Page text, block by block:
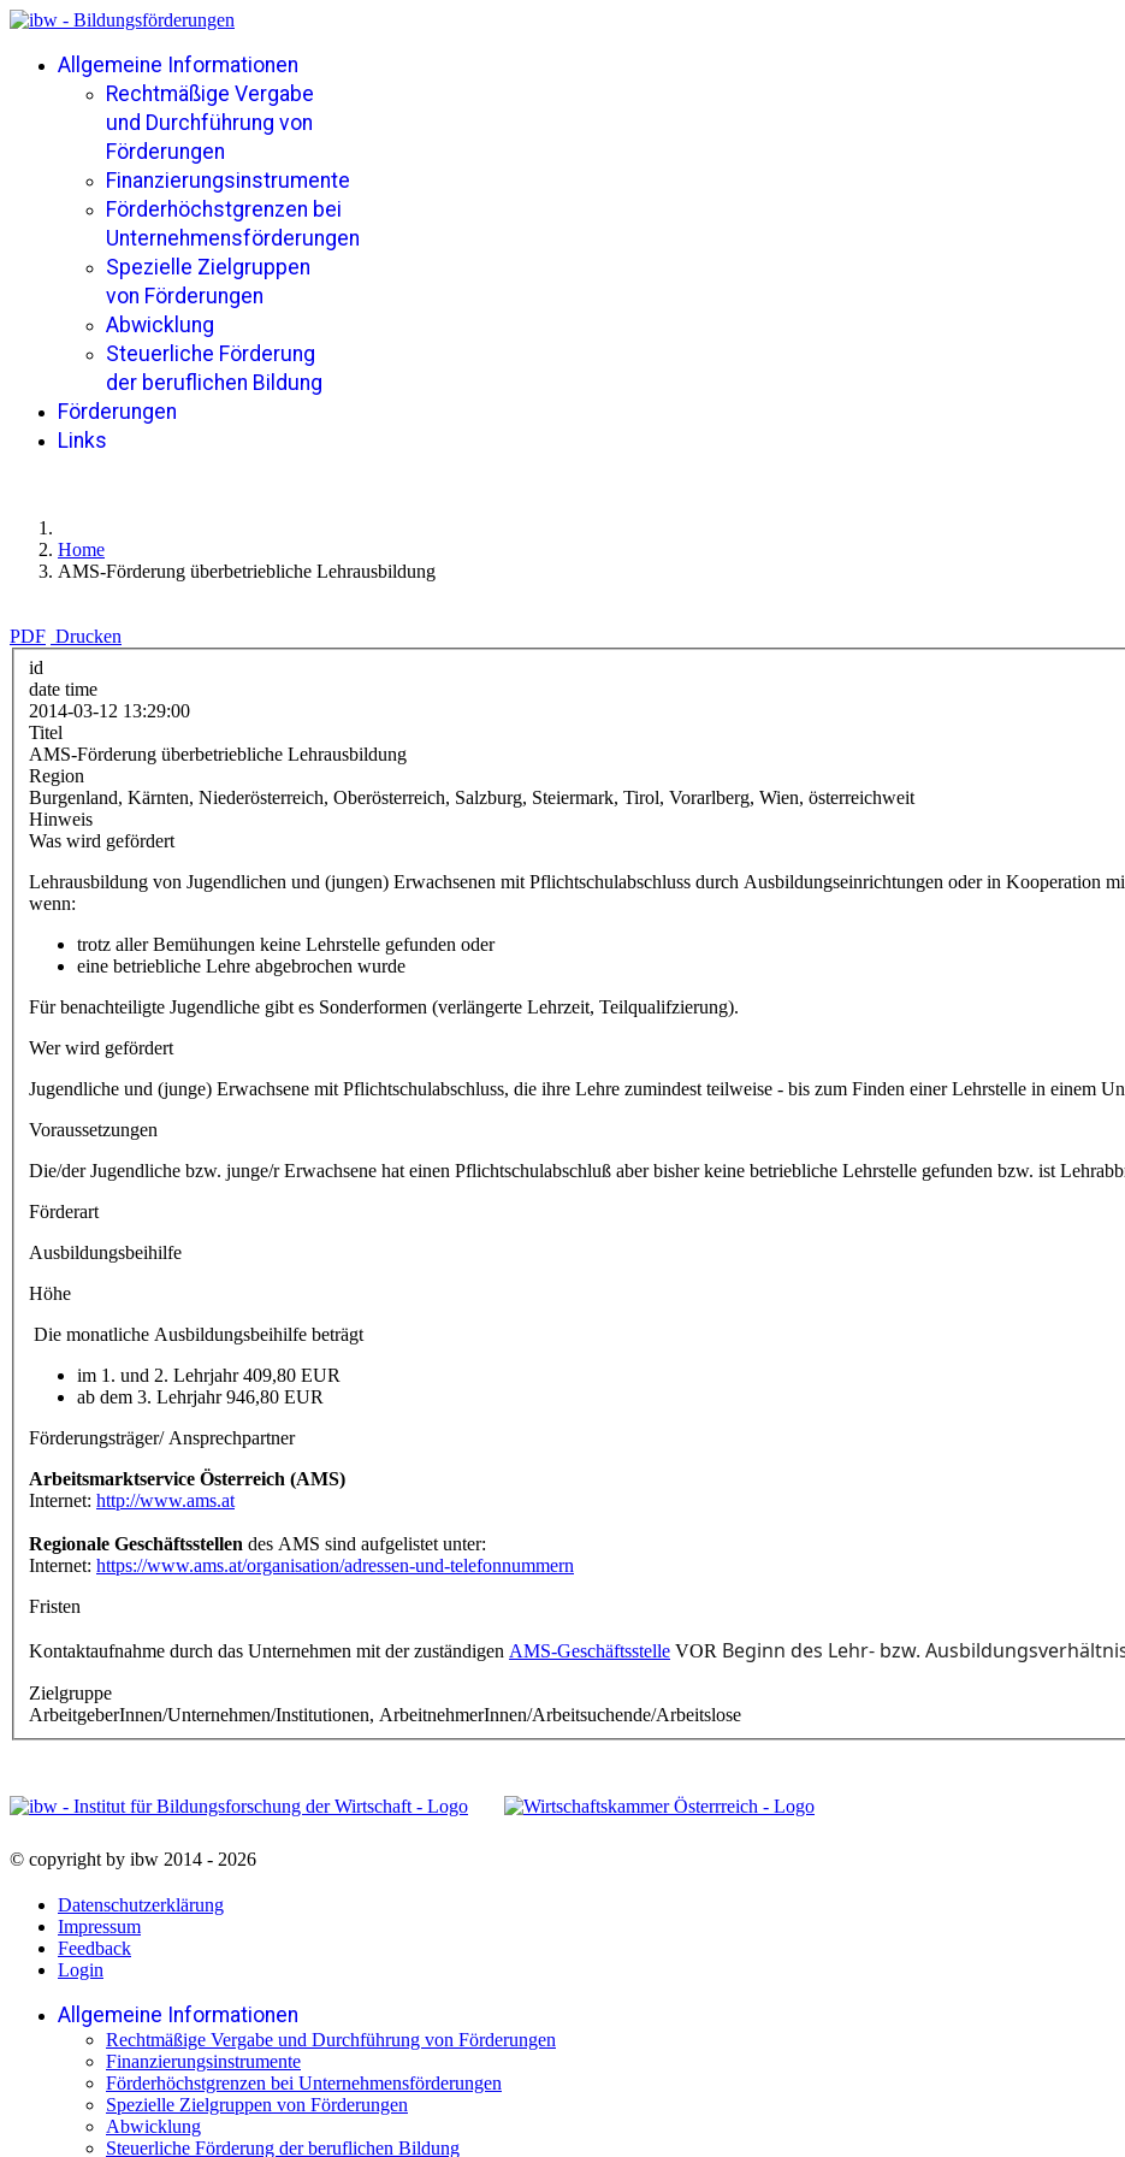
Allgemeine Informationen
Rechtmäßige Vergabe
und Durchführung von
Förderungen
Finanzierungsinstrumente
Förderhöchstgrenzen bei
Unternehmensförderungen
Spezielle Zielgruppen
von Förderungen
Abwicklung
Steuerliche Förderung
der beruflichen Bildung
Förderungen
Links
Home
AMS-Förderung überbetriebliche Lehrausbildung
PDF Drucken
id
date time
2014-03-12 13:29:00
Titel
AMS-Förderung überbetriebliche Lehrausbildung
Region
Burgenland, Kärnten, Niederösterreich, Oberösterreich, Salzburg, Steiermark, Tirol, Vorarlberg, Wien, österreichweit
Hinweis
Was wird gefördert
Lehrausbildung von Jugendlichen und (jungen) Erwachsenen mit Pflichtschulabschluss durch Ausbildungseinrichtungen oder in Kooperation
wenn:
trotz aller Bemühungen keine Lehrstelle gefunden oder
eine betriebliche Lehre abgebrochen wurde
Für benachteiligte Jugendliche gibt es Sonderformen (verlängerte Lehrzeit, Teilqualifzierung).
Wer wird gefördert
Jugendliche und (junge) Erwachsene mit Pflichtschulabschluss, die ihre Lehre zumindest teilweise - bis zum Finden einer Lehrstelle in einem
Voraussetzungen
Die/der Jugendliche bzw. junge/r Erwachsene hat einen Pflichtschulabschluß aber bisher keine betriebliche Lehrstelle gefunden bzw. ist
Förderart
Ausbildungsbeihilfe
Höhe
Die monatliche Ausbildungsbeihilfe beträgt
im 1. und 2. Lehrjahr 409,80 EUR
ab dem 3. Lehrjahr 946,80 EUR
Förderungsträger/ Ansprechpartner
Arbeitsmarktservice Österreich (AMS)
Internet: http://www.ams.at
Regionale Geschäftsstellen des AMS sind aufgelistet unter:
Internet: https://www.ams.at/organisation/adressen-und-telefonnummern
Fristen
Kontaktaufnahme durch das Unternehmen mit der zuständigen AMS-Geschäftsstelle VOR Beginn des Lehr- bzw.
Zielgruppe
ArbeitgeberInnen/Unternehmen/Institutionen, ArbeitnehmerInnen/Arbeitsuchende/Arbeitslose
© copyright by ibw 2014 - 2026
Datenschutzerklärung
Impressum
Feedback
Login
Allgemeine Informationen
Rechtmäßige Vergabe und Durchführung von Förderungen
Finanzierungsinstrumente
Förderhöchstgrenzen bei Unternehmensförderungen
Spezielle Zielgruppen von Förderungen
Abwicklung
Steuerliche Förderung der beruflichen Bildung